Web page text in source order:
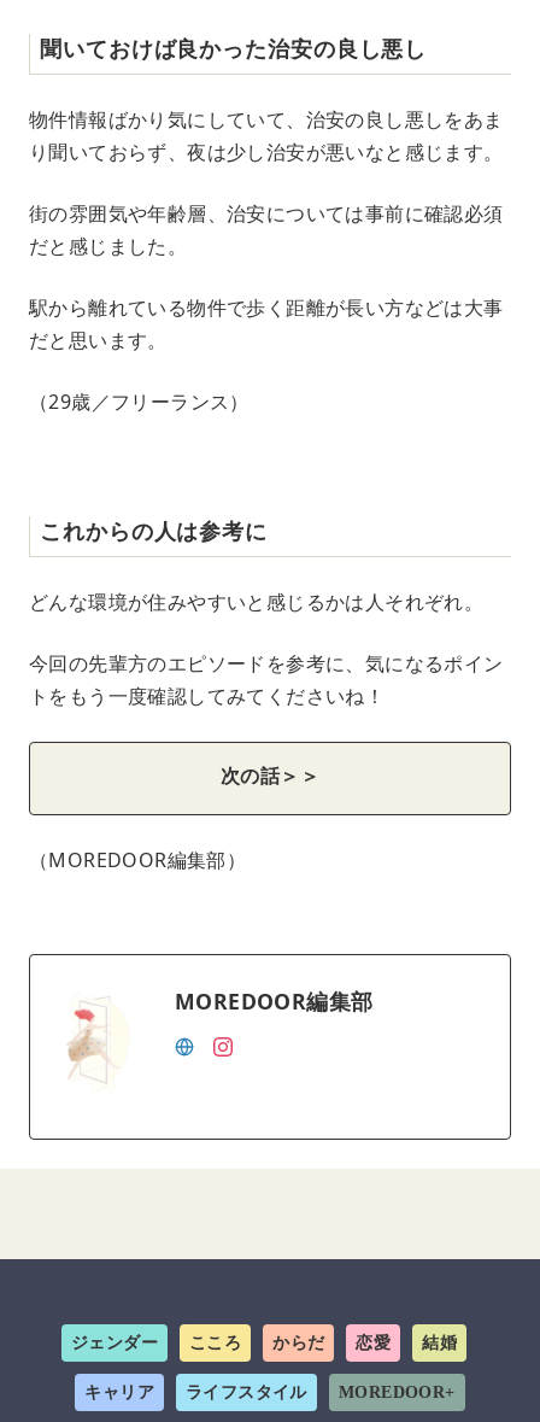
聞いておけば良かった治安の良し悪し
物件情報ばかり気にしていて、治安の良し悪しをあま
り聞いておらず、夜は少し治安が悪いなと感じます。
街の雰囲気や年齢層、治安については事前に確認必須
だと感じました。
駅から離れている物件で歩く距離が長い方などは大事
だと思います。
（29歳／フリーランス）
これからの人は参考に
どんな環境が住みやすいと感じるかは人それぞれ。
今回の先輩方のエピソードを参考に、気になるポイン
トをもう一度確認してみてくださいね！
次の話＞＞
（MOREDOOR編集部）
MOREDOOR編集部
ジェンダー こころ からだ 恋愛 結婚
キャリア ライフスタイル MOREDOOR+